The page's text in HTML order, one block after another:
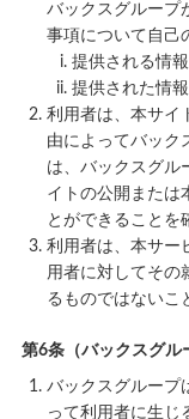
バックスグループ
事項について自己
提供される情
提供された情
利用者は、本サイ
由によってバック
は、バックスグル
イトの公開または
とができることを
利用者は、本サー
用者に対してその
るものではないこ
第6条（バックスグル
バックスグループ
って利用者に生じ